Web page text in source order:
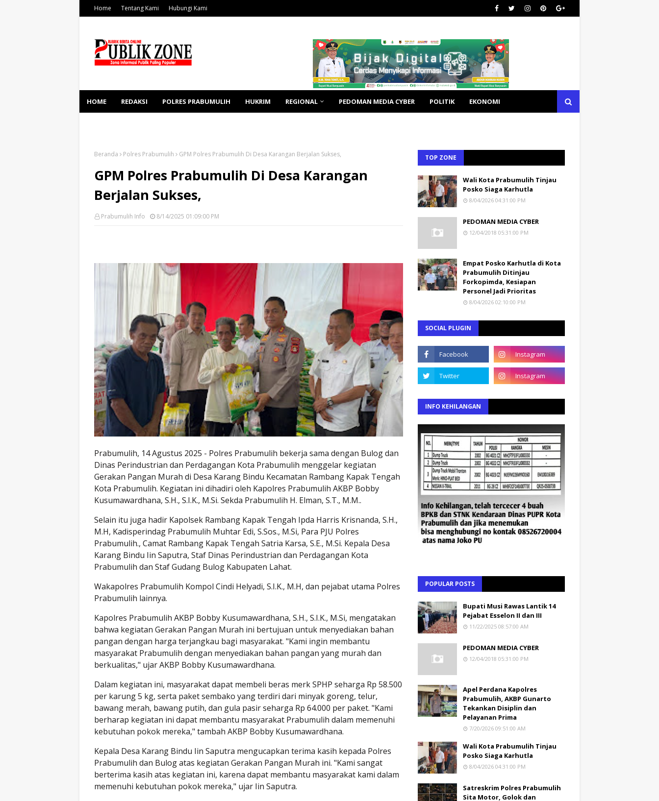
Home Tentang Kami Hubungi Kami
HOME REDAKSI POLRES PRABUMULIH HUKRIM REGIONAL PEDOMAN MEDIA CYBER POLITIK EKONOMI
Beranda Polres Prabumulih GPM Polres Prabumulih Di Desa Karangan Berjalan Sukses,
GPM Polres Prabumulih Di Desa Karangan
Berjalan Sukses,
Prabumulih Info 8/14/2025 01:09:00 PM
Prabumulih, 14 Agustus 2025 - Polres Prabumulih bekerja sama dengan Bulog dan
Dinas Perindustrian dan Perdagangan Kota Prabumulih menggelar kegiatan
Gerakan Pangan Murah di Desa Karang Bindu Kecamatan Rambang Kapak Tengah
Kota Prabumulih. Kegiatan ini dihadiri oleh Kapolres Prabumulih AKBP Bobby
Kusumawardhana, S.H., S.I.K., M.Si. Sekda Prabumulih H. Elman, S.T., M.M..
Selain itu juga hadir Kapolsek Rambang Kapak Tengah Ipda Harris Krisnanda, S.H.,
M.H, Kadisperindag Prabumulih Muhtar Edi, S.Sos., M.Si, Para PJU Polres
Prabumulih., Camat Rambang Kapak Tengah Satria Karsa, S.E., M.Si. Kepala Desa
Karang Bindu Iin Saputra, Staf Dinas Perindustrian dan Perdagangan Kota
Prabumulih dan Staf Gudang Bulog Kabupaten Lahat.
Wakapolres Prabumulih Kompol Cindi Helyadi, S.I.K., M.H, dan pejabat utama Polres
Prabumulih lainnya.
Kapolres Prabumulih AKBP Bobby Kusumawardhana, S.H., S.I.K., M.Si, mengatakan
bahwa kegiatan Gerakan Pangan Murah ini bertujuan untuk menyediakan bahan
pangan dengan harga terjangkau bagi masyarakat. "Kami ingin membantu
masyarakat Prabumulih dengan menyediakan bahan pangan yang murah dan
berkualitas," ujar AKBP Bobby Kusumawardhana.
Dalam kegiatan ini, masyarakat dapat membeli beras merk SPHP seharga Rp 58.500
per karung 5 kg, serta paket sembako yang terdiri dari minyak goreng, telur,
bawang merah, bawang putih, dan gula pasir seharga Rp 64.000 per paket. "Kami
berharap kegiatan ini dapat membantu masyarakat Prabumulih dalam memenuhi
kebutuhan pokok mereka," tambah AKBP Bobby Kusumawardhana.
Kepala Desa Karang Bindu Iin Saputra mengucapkan terima kasih kepada Polres
Prabumulih dan Bulog atas kegiatan Gerakan Pangan Murah ini. "Kami sangat
berterima kasih atas kegiatan ini, karena dapat membantu masyarakat kami dalam
memenuhi kebutuhan pokok mereka," ujar Iin Saputra.
TOP ZONE
Wali Kota Prabumulih Tinjau
Posko Siaga Karhutla
8/04/2026 04:31:00 PM
PEDOMAN MEDIA CYBER
12/04/2018 05:31:00 PM
Empat Posko Karhutla di Kota
Prabumulih Ditinjau
Forkopimda, Kesiapan
Personel Jadi Prioritas
8/04/2026 02:10:00 PM
SOCIAL PLUGIN
INFO KEHILANGAN
POPULAR POSTS
Bupati Musi Rawas Lantik 14
Pejabat Esselon II dan III
11/22/2025 08:57:00 AM
PEDOMAN MEDIA CYBER
12/04/2018 05:31:00 PM
Apel Perdana Kapolres
Prabumulih, AKBP Gunarto
Tekankan Disiplin dan
Pelayanan Prima
7/20/2026 09:51:00 AM
Wali Kota Prabumulih Tinjau
Posko Siaga Karhutla
8/04/2026 04:31:00 PM
Satreskrim Polres Prabumulih
Sita Motor, Golok dan